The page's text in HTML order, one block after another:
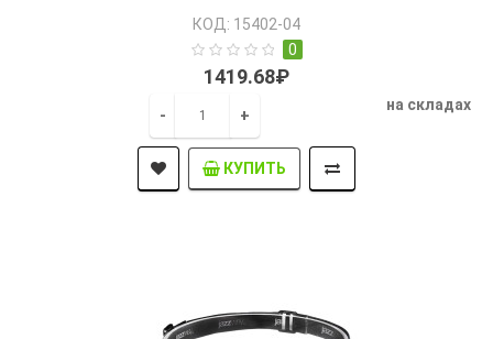
КОД: 15402-04
0
1419.68₽
- +
на складах
КУПИТЬ